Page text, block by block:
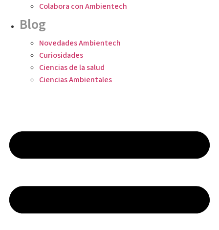
Colabora con Ambientech
Blog
Novedades Ambientech
Curiosidades
Ciencias de la salud
Ciencias Ambientales